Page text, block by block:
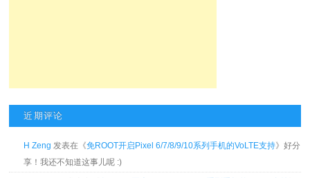
近期评论
H Zeng 发表在《免ROOT开启Pixel 6/7/8/9/10系列手机的VoLTE支持》好分
享！我还不知道这事儿呢 :)